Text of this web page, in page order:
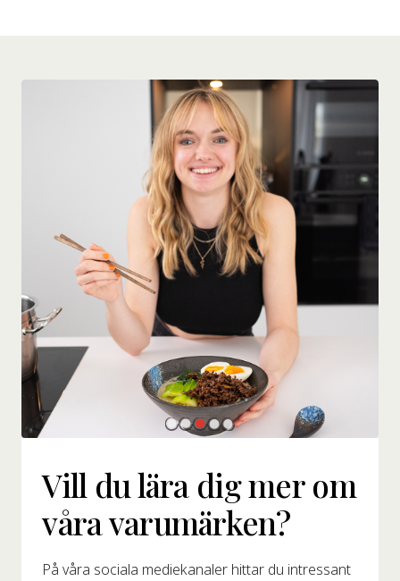
Vill du lära dig mer om
våra varumärken?
På våra sociala mediekanaler hittar du intressant